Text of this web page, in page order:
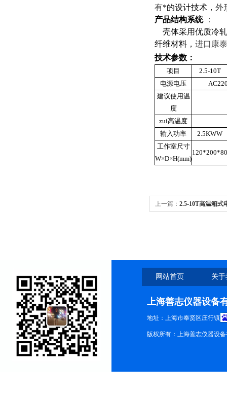
有*的设计技术， 外
产品结构系统
：
壳体采用优质冷
纤维材料 ， 进口康
技术参数：
项目
2.5-10T
电源电压
建议使用温
度
zui高温度
输入功率
2.5KWW
工作室尺寸
W×D×H(mm)
120*200*80
上一篇： 2.5-10T高温箱式
网站首页 关
上海善志仪器设备
地址：上海市奉贤区庄行镇
版权所有：上海善志仪器设